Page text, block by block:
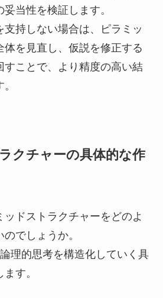
当性を検証します。
支持しない場合は、ピラミッ
体を見直し、仮説を修正する
すことで、より精度の高い結
クチャーの具体的な作
ドストラクチャーをどのよ
でしょうか。
理的思考を構造化していく具
す。